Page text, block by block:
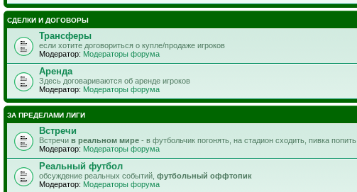
СДЕЛКИ И ДОГОВОРЫ
Трансферы
если хотите договориться о купле/продаже игроков
Модератор: Модераторы форума
Аренда
Здесь договариваются об аренде игроков
Модератор: Модераторы форума
ЗА ПРЕДЕЛАМИ ЛИГИ
Встречи
Встречи в реальном мире - в футбольчик погонять, на стадион сходить, пивка попить
Модератор: Модераторы форума
Реальный футбол
обсуждение реальных событий, футбольный оффтопик
Модератор: Модераторы форума